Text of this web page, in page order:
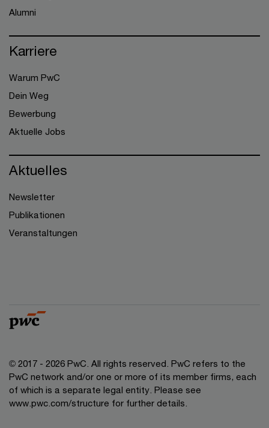
Alumni
Karriere
Warum PwC
Dein Weg
Bewerbung
Aktuelle Jobs
Aktuelles
Newsletter
Publikationen
Veranstaltungen
© 2017 - 2026 PwC. All rights reserved. PwC refers to the
PwC network and/or one or more of its member firms, each
of which is a separate legal entity. Please see
www.pwc.com/structure for further details.